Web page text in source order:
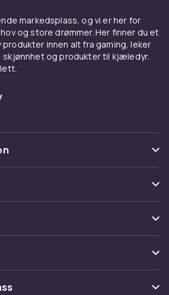
markedsplass, og vi er her for
og store drømmer. Her finner du et
innen alt fra gaming, leker
skjønnhet og produkter til kjæledyr.